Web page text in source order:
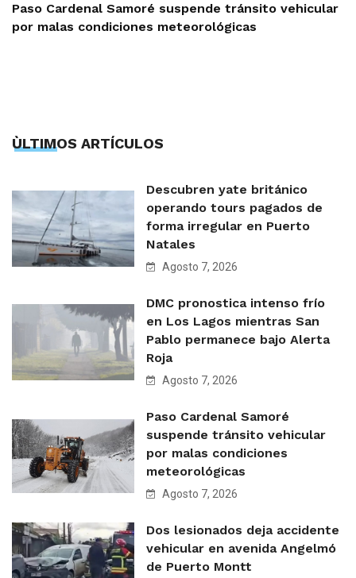
Paso Cardenal Samoré suspende tránsito vehicular
por malas condiciones meteorológicas
ÙLTIMOS ARTÍCULOS
Descubren yate británico
operando tours pagados de
forma irregular en Puerto
Natales
Agosto 7, 2026
DMC pronostica intenso frío
en Los Lagos mientras San
Pablo permanece bajo Alerta
Roja
Agosto 7, 2026
Paso Cardenal Samoré
suspende tránsito vehicular
por malas condiciones
meteorológicas
Agosto 7, 2026
Dos lesionados deja accidente
vehicular en avenida Angelmó
de Puerto Montt